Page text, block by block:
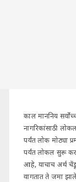
काल माननिय
नागरिकांसाठी
पर्यंत लोक मोठ्या
पर्यंत लोकल सुरू
आहे, याचाच अर्थ
वागतात ते जमा